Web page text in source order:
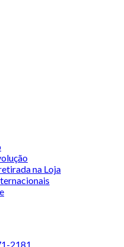
na Loja
2181